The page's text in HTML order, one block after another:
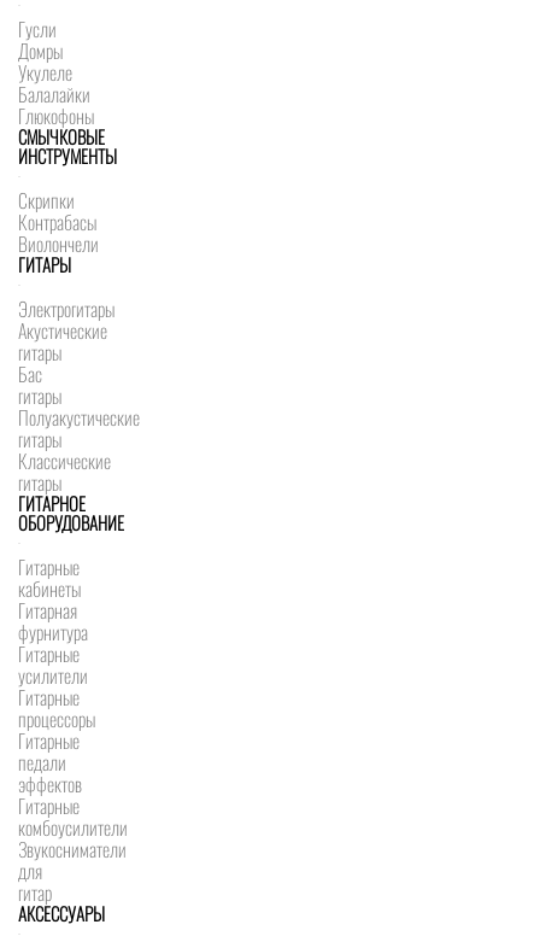
Гусли
Домры
Укулеле
Балалайки
Глюкофоны
СМЫЧКОВЫЕ
ИНСТРУМЕНТЫ
Скрипки
Контрабасы
Виолончели
ГИТАРЫ
Электрогитары
Акустические
гитары
Бас
гитары
Полуакустические
гитары
Классические
гитары
ГИТАРНОЕ
ОБОРУДОВАНИЕ
Гитарные
кабинеты
Гитарная
фурнитура
Гитарные
усилители
Гитарные
процессоры
Гитарные
педали
эффектов
Гитарные
комбоусилители
Звукосниматели
для
гитар
АКСЕССУАРЫ